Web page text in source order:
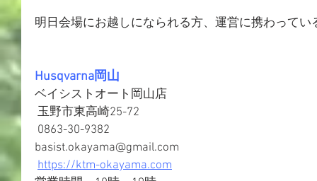
明日会場にお越しになられる方、運営に携わって
Husqvarna岡山
ベイシストオート岡山店
玉野市東高崎25-72
0863-30-9382
basist.okayama@gmail.com
https://ktm-okayama.com